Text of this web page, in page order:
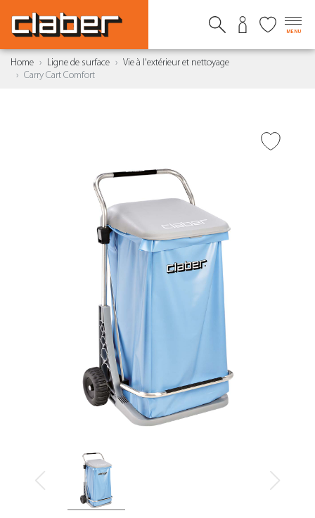
MENU
Home Ligne de surface
Vie à l'extérieur et nettoyage
Carry Cart Comfort